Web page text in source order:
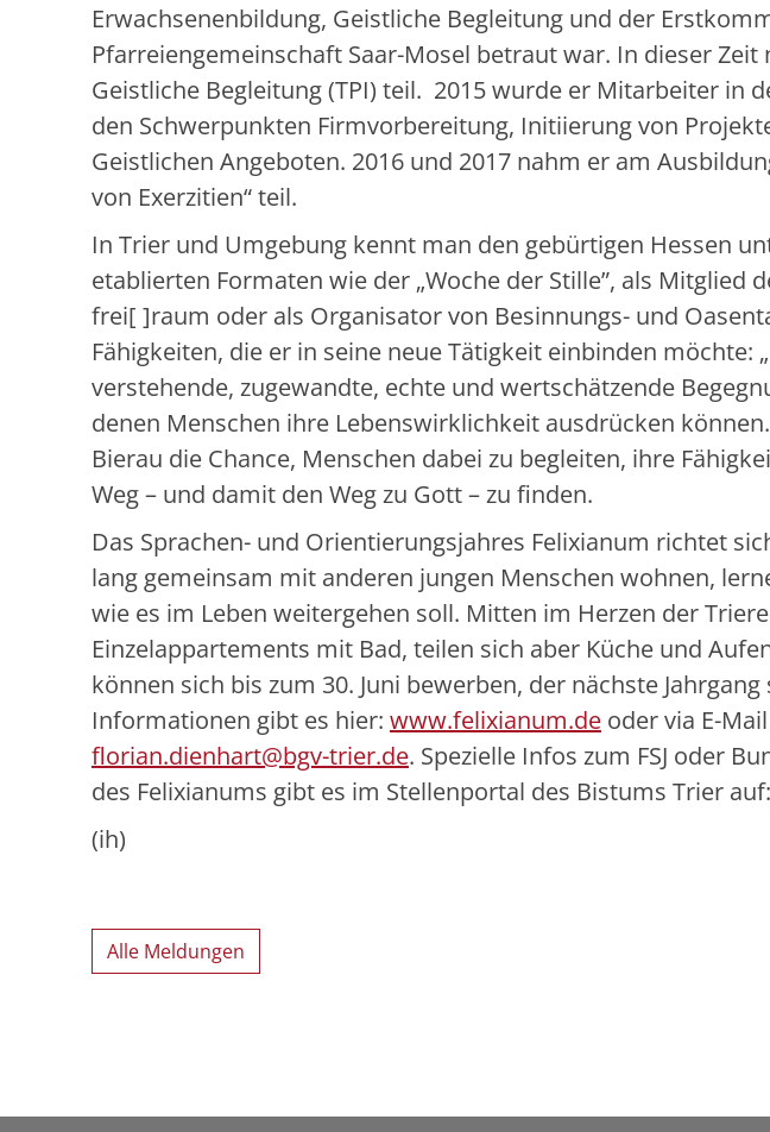
Erwachsenenbildung, Geistliche Begleitung und der
Pfarreiengemeinschaft Saar-Mosel betraut war. In dieser
Geistliche Begleitung (TPI) teil. 2015 wurde er Mitarbeiter in
den Schwerpunkten Firmvorbereitung, Initiierung von
Geistlichen Angeboten. 2016 und 2017 nahm er am
von Exerzitien“ teil.
In Trier und Umgebung kennt man den gebürtigen Hessen
etablierten Formaten wie der „Woche der Stille”, als Mitglied
frei[ ]raum oder als Organisator von Besinnungs- und
Fähigkeiten, die er in seine neue Tätigkeit einbinden möchte:
verstehende, zugewandte, echte und wertschätzende
denen Menschen ihre Lebenswirklichkeit ausdrücken
Bierau die Chance, Menschen dabei zu begleiten, ihre
Weg – und damit den Weg zu Gott – zu finden.
Das Sprachen- und Orientierungsjahres Felixianum richtet
lang gemeinsam mit anderen jungen Menschen wohnen,
wie es im Leben weitergehen soll. Mitten im Herzen der
Einzelappartements mit Bad, teilen sich aber Küche und
können sich bis zum 30. Juni bewerben, der nächste
Informationen gibt es hier: www.felixianum.de oder via E-
florian.dienhart@bgv-trier.de. Spezielle Infos zum FSJ oder
des Felixianums gibt es im Stellenportal des Bistums Trier auf:
(ih)
Alle Meldungen